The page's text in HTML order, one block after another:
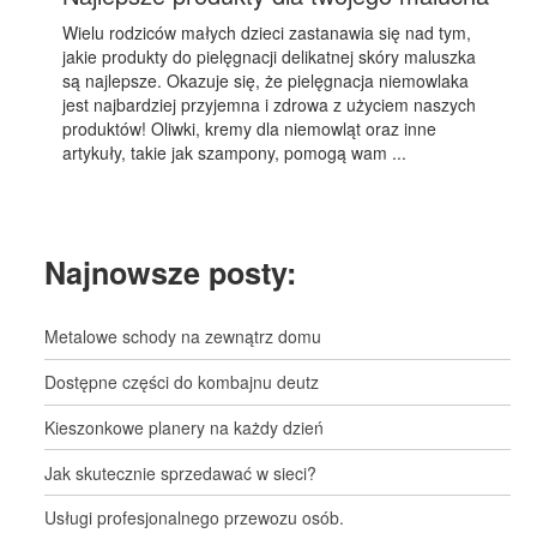
Wielu rodziców małych dzieci zastanawia się nad tym,
jakie produkty do pielęgnacji delikatnej skóry maluszka
są najlepsze. Okazuje się, że pielęgnacja niemowlaka
jest najbardziej przyjemna i zdrowa z użyciem naszych
produktów! Oliwki, kremy dla niemowląt oraz inne
artykuły, takie jak szampony, pomogą wam ...
Najnowsze posty:
Metalowe schody na zewnątrz domu
Dostępne części do kombajnu deutz
Kieszonkowe planery na każdy dzień
Jak skutecznie sprzedawać w sieci?
Usługi profesjonalnego przewozu osób.